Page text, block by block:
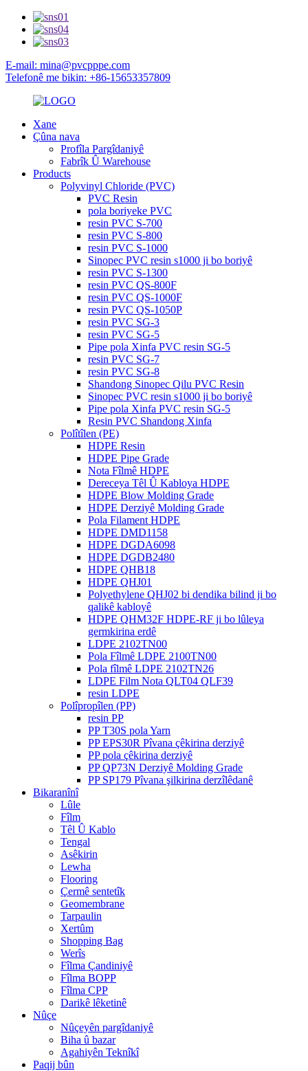
E-mail: mina@pvcpppe.com
Telefonê me bikin: +86-15653357809
Xane
Çûna nava
Profîla Pargîdaniyê
Fabrîk Û Warehouse
Products
Polyvinyl Chloride (PVC)
PVC Resin
pola boriyeke PVC
resin PVC S-700
resin PVC S-800
resin PVC S-1000
Sinopec PVC resin s1000 ji bo boriyê
resin PVC S-1300
resin PVC QS-800F
resin PVC QS-1000F
resin PVC QS-1050P
resin PVC SG-3
resin PVC SG-5
Pipe pola Xinfa PVC resin SG-5
resin PVC SG-7
resin PVC SG-8
Shandong Sinopec Qilu PVC Resin
Sinopec PVC resin s1000 ji bo boriyê
Pipe pola Xinfa PVC resin SG-5
Resin PVC Shandong Xinfa
Polîtîlen (PE)
HDPE Resin
HDPE Pipe Grade
Nota Fîlmê HDPE
Dereceya Têl Û Kabloya HDPE
HDPE Blow Molding Grade
HDPE Derziyê Molding Grade
Pola Filament HDPE
HDPE DMD1158
HDPE DGDA6098
HDPE DGDB2480
HDPE QHB18
HDPE QHJ01
Polyethylene QHJ02 bi dendika bilind ji bo
qalikê kabloyê
HDPE QHM32F HDPE-RF ji bo lûleya
germkirina erdê
LDPE 2102TN00
Pola Fîlmê LDPE 2100TN00
Pola fîlmê LDPE 2102TN26
LDPE Film Nota QLT04 QLF39
resin LDPE
Polîpropîlen (PP)
resin PP
PP T30S pola Yarn
PP EPS30R Pîvana çêkirina derziyê
PP pola çêkirina derziyê
PP QP73N Derziyê Molding Grade
PP SP179 Pîvana şilkirina derzîlêdanê
Bikaranînî
Lûle
Fîlm
Têl Û Kablo
Tengal
Asêkirin
Lewha
Flooring
Çermê sentetîk
Geomembrane
Tarpaulin
Xertûm
Shopping Bag
Werîs
Fîlma Çandiniyê
Fîlma BOPP
Fîlma CPP
Darikê lêketinê
Nûçe
Nûçeyên pargîdaniyê
Biha û bazar
Agahiyên Teknîkî
Paqij bûn